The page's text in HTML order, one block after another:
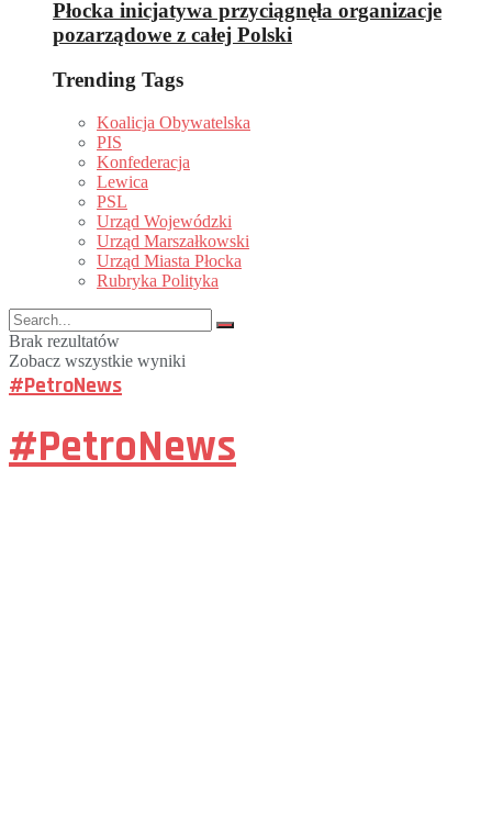
Płocka inicjatywa przyciągnęła organizacje
pozarządowe z całej Polski
Trending Tags
Koalicja Obywatelska
PIS
Konfederacja
Lewica
PSL
Urząd Wojewódzki
Urząd Marszałkowski
Urząd Miasta Płocka
Rubryka Polityka
Brak rezultatów
Zobacz wszystkie wyniki
#PetroNews
#PetroNews